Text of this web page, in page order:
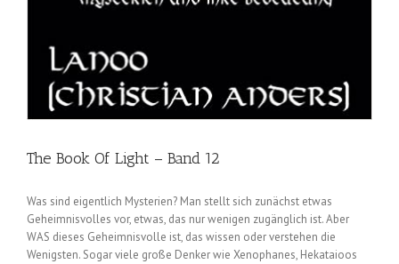
The Book Of Light – Band 12
Was sind eigentlich Mysterien? Man stellt sich zunächst etwas
Geheimnisvolles vor, etwas, das nur wenigen zugänglich ist. Aber
WAS dieses Geheimnisvolle ist, das wissen oder verstehen die
Wenigsten. Sogar viele große Denker wie Xenophanes, Hekataioos